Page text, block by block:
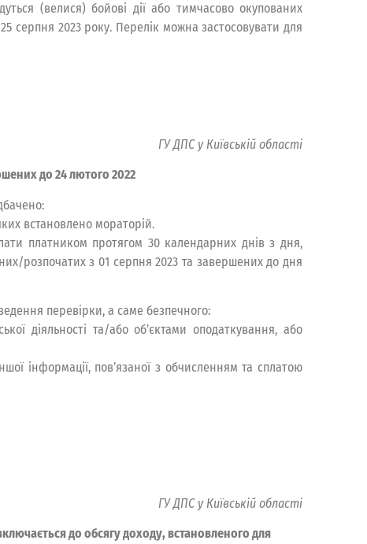
(велися) бойові дії або тимчасово окупованих
серпня 2023 року. Перелік можна застосовувати для
ГУ ДПС у Київській області
до 24 лютого 2022
встановлено мораторій.
платником протягом 30 календарних днів з дня,
розпочатих з 01 серпня 2023 та завершених до дня
перевірки, а саме безпечного:
діяльності та/або об’єктами оподаткування, або
інформації, пов’язаної з обчисленням та сплатою
ГУ ДПС у Київській області
до обсягу доходу, встановленого для